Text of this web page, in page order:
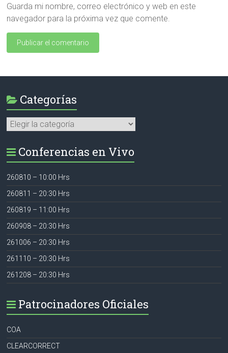
Guarda mi nombre, correo electrónico y web en este
navegador para la próxima vez que comente.
Categorías
Categorías
Conferencias en Vivo
260810 – 10:00 Hrs
260811 – 20:30 Hrs
260819 – 11:00 Hrs
260908 – 20:30 Hrs
261006 – 20:30 Hrs
261110 – 20:30 Hrs
261208 – 20:30 Hrs
Patrocinadores Oficiales
COA
CLEARCORRECT